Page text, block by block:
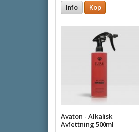
Info Köp
Avaton - Alkalisk
Avfettning 500ml